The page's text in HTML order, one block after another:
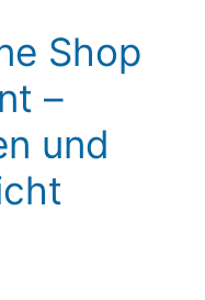
Shop
–
und